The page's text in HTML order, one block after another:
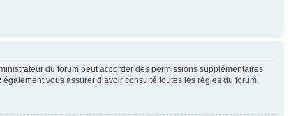
du forum peut accorder des permissions supplémentaires
vous assurer d’avoir consulté toutes les règles du forum.